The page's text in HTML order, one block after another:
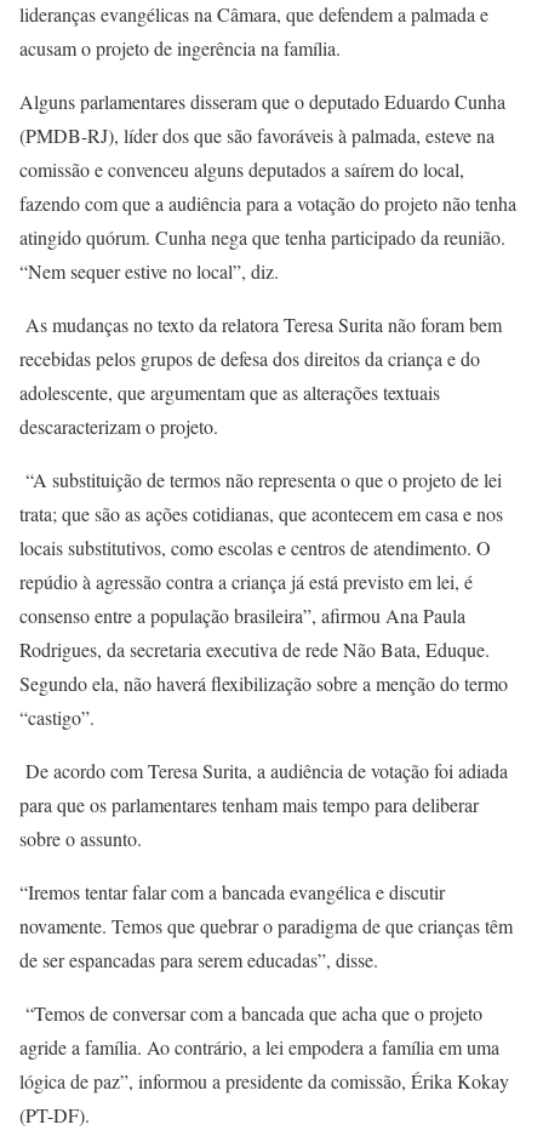
lideranças evangélicas na Câmara, que defendem a palmada e
acusam o projeto de ingerência na família.
Alguns parlamentares disseram que o deputado Eduardo Cunha
(PMDB-RJ), líder dos que são favoráveis à palmada, esteve na
comissão e convenceu alguns deputados a saírem do local,
fazendo com que a audiência para a votação do projeto não tenha
atingido quórum. Cunha nega que tenha participado da reunião.
“Nem sequer estive no local”, diz.
As mudanças no texto da relatora Teresa Surita não foram bem
recebidas pelos grupos de defesa dos direitos da criança e do
adolescente, que argumentam que as alterações textuais
descaracterizam o projeto.
“A substituição de termos não representa o que o projeto de lei
trata; que são as ações cotidianas, que acontecem em casa e nos
locais substitutivos, como escolas e centros de atendimento. O
repúdio à agressão contra a criança já está previsto em lei, é
consenso entre a população brasileira”, afirmou Ana Paula
Rodrigues, da secretaria executiva de rede Não Bata, Eduque.
Segundo ela, não haverá flexibilização sobre a menção do termo
“castigo”.
De acordo com Teresa Surita, a audiência de votação foi adiada
para que os parlamentares tenham mais tempo para deliberar
sobre o assunto.
“Iremos tentar falar com a bancada evangélica e discutir
novamente. Temos que quebrar o paradigma de que crianças têm
de ser espancadas para serem educadas”, disse.
“Temos de conversar com a bancada que acha que o projeto
agride a família. Ao contrário, a lei empodera a família em uma
lógica de paz”, informou a presidente da comissão, Érika Kokay
(PT-DF).